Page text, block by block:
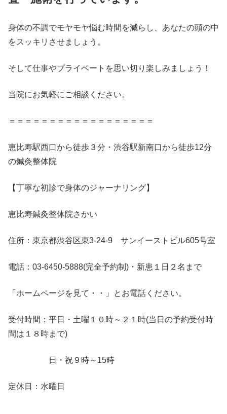
身体の不調でモヤモヤ悩む時間を減らし、あなたの頭の中
をスッキリさせましょう。
そして仕事やプライベートを思い切り楽しみましょう！
当院にお気軽にご相談ください。
＝＝＝＝＝＝＝＝＝＝＝＝＝＝＝＝＝＝
恵比寿駅西口から徒歩３分・渋谷駅新南口から徒歩12分
の鍼灸整体院
【丁寧な初診で身体のジャーナリング】
恵比寿鍼灸整体院さかい
住所：東京都渋谷区東3-24-9 サンイーストビル605号室
電話：03-6450-5888(完全予約制)・新患１日２名まで
「ホームページを見て・・」とお電話ください。
受付時間：平日・土曜１０時～２１時(当日の予約受付時
間は１８時まで)
日・祝９時～15時
定休日：水曜日